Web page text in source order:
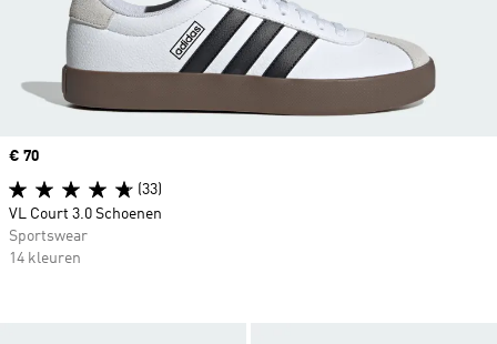
Price
€ 70
(33)
VL Court 3.0 Schoenen
Sportswear
14 kleuren